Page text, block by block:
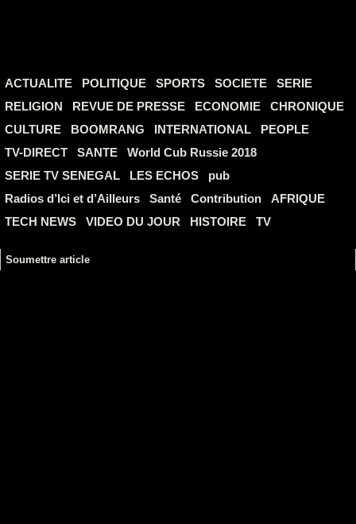
ACTUALITE POLITIQUE SPORTS SOCIETE
SERIE
RELIGION
REVUE DE PRESSE ECONOMIE
CHRONIQUE
CULTURE
BOOMRANG INTERNATIONAL
PEOPLE
TV-DIRECT
SANTE
World Cub Russie 2018
SERIE TV SENEGAL
LES ECHOS
pub
Radios d’Ici et d’Ailleurs
Santé Contribution
AFRIQUE
TECH NEWS
VIDEO DU JOUR HISTOIRE TV
Soumettre article